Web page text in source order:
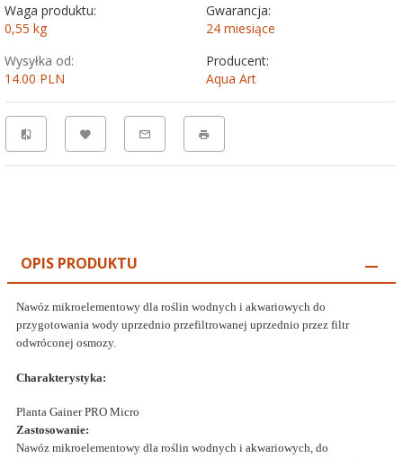
Waga produktu:
0,55 kg
Gwarancja:
24 miesiące
Wysyłka od:
14.00 PLN
Producent:
Aqua Art
OPIS PRODUKTU
Nawóz mikroelementowy dla roślin wodnych i akwariowych do
przygotowania wody uprzednio przefiltrowanej uprzednio przez filtr
odwróconej osmozy.
Charakterystyka:
Planta Gainer PRO Micro
Zastosowanie:
Nawóz mikroelementowy dla roślin wodnych i akwariowych, do